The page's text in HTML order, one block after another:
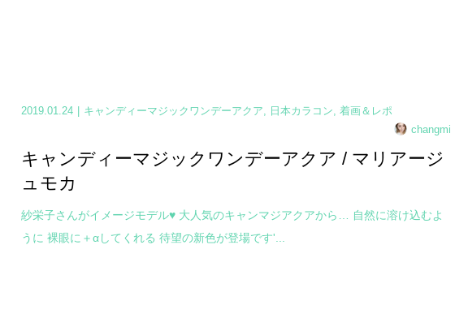
2019.01.24 キャンディーマジックワンデーアクア 日本カラコン ,着画＆レポ
changmi
キャンディーマジックワンデーアクア / マリアージ
ュモカ
紗栄子さんがイメージモデル♥ 大人気のキャンマジアクアから… 自然に溶け込むよ
うに 裸眼に＋αしてくれる 待望の新色が登場です'...